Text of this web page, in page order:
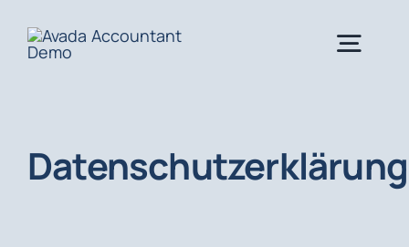
Datenschutzerklärung